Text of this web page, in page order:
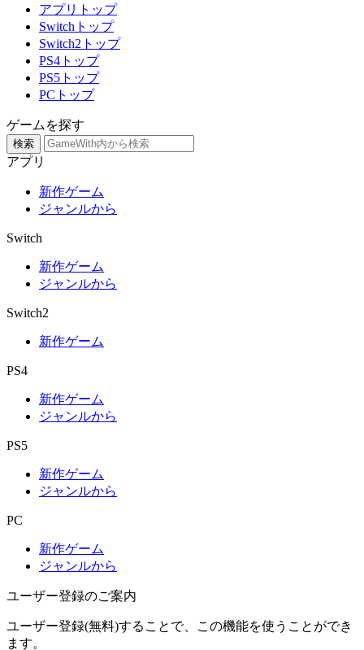
アプリトップ
Switchトップ
Switch2トップ
PS4トップ
PS5トップ
PCトップ
ゲームを探す
検索
アプリ
新作ゲーム
ジャンルから
Switch
新作ゲーム
ジャンルから
Switch2
新作ゲーム
PS4
新作ゲーム
ジャンルから
PS5
新作ゲーム
ジャンルから
PC
新作ゲーム
ジャンルから
ユーザー登録のご案内
ユーザー登録(無料)することで、この機能を使うことができ
ます。